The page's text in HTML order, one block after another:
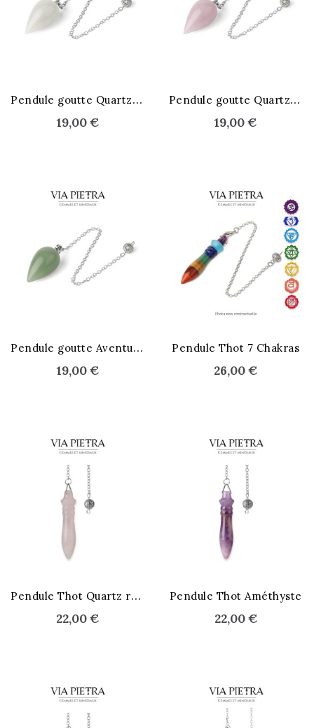
P
endule goutte Quartz Cristal
19,00 €
P
endule goutte Quartz rose
19,00 €
P
endule goutte Aventurine
19,00 €
Pendule Thot 7 Chakras
26,00 €
P
endule Thot Quartz rose
22,00 €
Pendule Thot Améthyste
22,00 €